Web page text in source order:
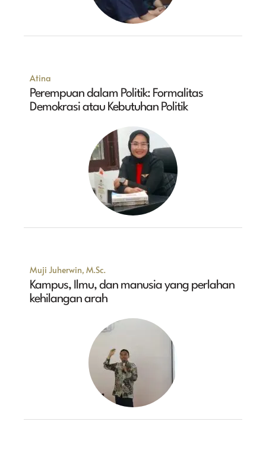
Atina
Perempuan dalam Politik: Formalitas
Demokrasi atau Kebutuhan Politik
Muji Juherwin, M.Sc.
Kampus, Ilmu, dan manusia yang perlahan
kehilangan arah